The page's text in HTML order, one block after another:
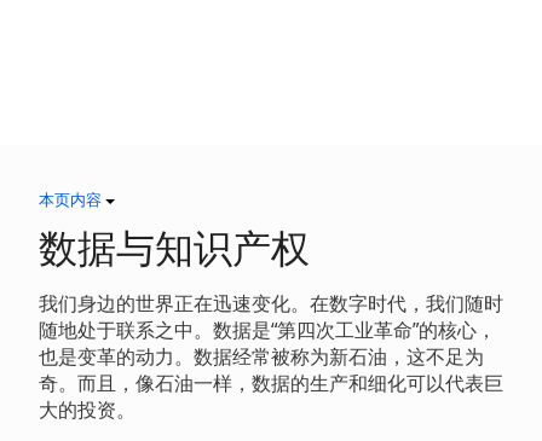
本页内容
数据与知识产权
我们身边的世界正在迅速变化。在数字时代，我们随时
随地处于联系之中。数据是“第四次工业革命”的核心，
也是变革的动力。数据经常被称为新石油，这不足为
奇。而且，像石油一样，数据的生产和细化可以代表巨
大的投资。